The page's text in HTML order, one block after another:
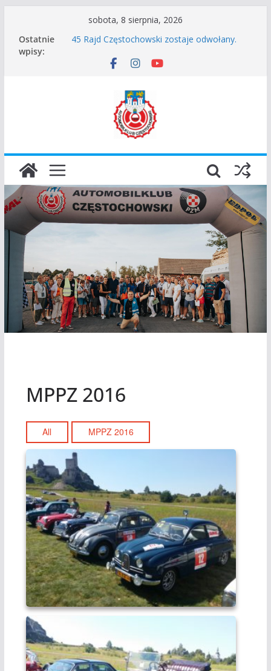
treści
sobota, 8 sierpnia, 2026
Ostatnie
wpisy:
Zgłoszenie – Częstochowskie Zakończenie
45 Rajd Częstochowski zostaje odwołany.
I Gliwicki Classic Sprint o Puchar Prezydenta
Miasta Gliwice
Częstochowskie Rozpoczęcie Sezonu 2026
MPPZ 2016
All MPPZ 2016